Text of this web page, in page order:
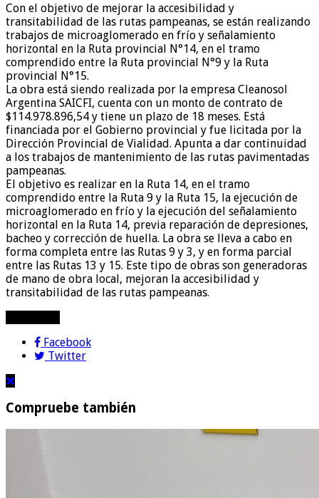
Con el objetivo de mejorar la accesibilidad y
transitabilidad de las rutas pampeanas, se están realizando
trabajos de microaglomerado en frío y señalamiento
horizontal en la Ruta provincial N°14, en el tramo
comprendido entre la Ruta provincial N°9 y la Ruta
provincial N°15.
La obra está siendo realizada por la empresa Cleanosol
Argentina SAICFI, cuenta con un monto de contrato de
$114.978.896,54 y tiene un plazo de 18 meses. Está
financiada por el Gobierno provincial y fue licitada por la
Dirección Provincial de Vialidad. Apunta a dar continuidad
a los trabajos de mantenimiento de las rutas pavimentadas
pampeanas.
El objetivo es realizar en la Ruta 14, en el tramo
comprendido entre la Ruta 9 y la Ruta 15, la ejecución de
microaglomerado en frío y la ejecución del señalamiento
horizontal en la Ruta 14, previa reparación de depresiones,
bacheo y corrección de huella. La obra se lleva a cabo en
forma completa entre las Rutas 9 y 3, y en forma parcial
entre las Rutas 13 y 15. Este tipo de obras son generadoras
de mano de obra local, mejoran la accesibilidad y
transitabilidad de las rutas pampeanas.
Facebook
Twitter
Compruebe también